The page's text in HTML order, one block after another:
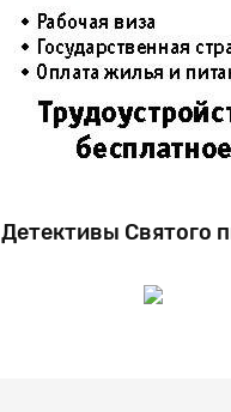
Детективы Святого